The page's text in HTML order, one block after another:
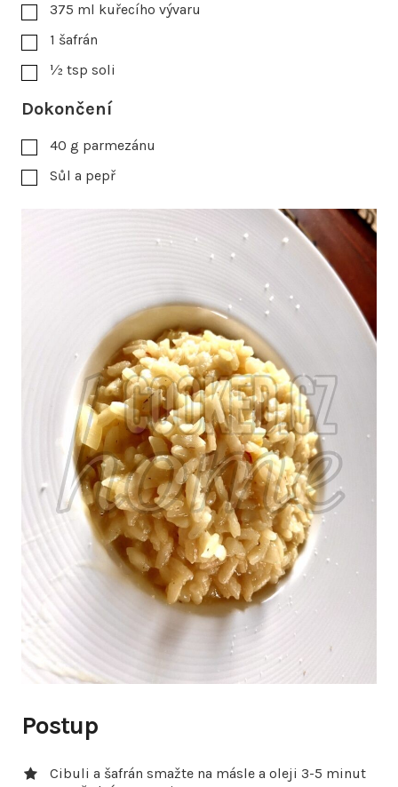
375 ml kuřecího vývaru
1 šafrán
½ tsp soli
Dokončení
40 g parmezánu
Sůl a pepř
Postup
Cibuli a šafrán smažte na másle a oleji 3-5 minut